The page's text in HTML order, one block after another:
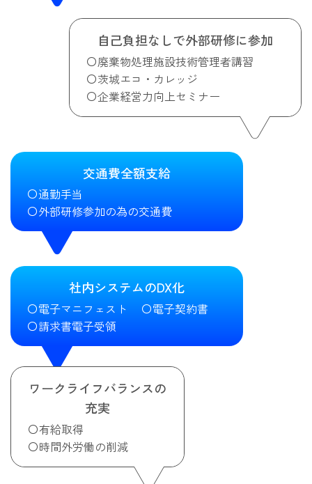
社内システムのDX化
電子マニフェスト
電子契約書
請求書電子受領
自己負担なしで外部研修に参加
廃棄物処理施設技術管理者講習
茨城エコ・カレッジ
企業経営力向上セミナー
交通費全額支給
通勤手当
外部研修参加の為の交通費
ワークライフバランスの
充実
有給取得
時間外労働の削減